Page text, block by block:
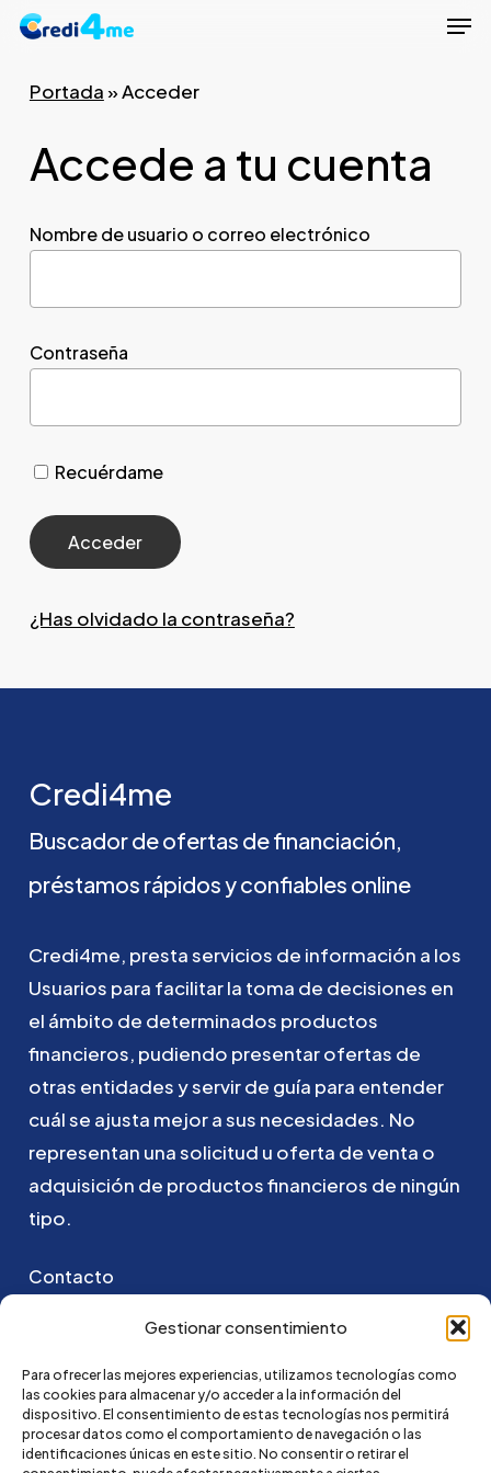
Gestionar consentimiento
Para ofrecer las mejores experiencias, utilizamos tecnologías como
las cookies para almacenar y/o acceder a la información del
dispositivo. El consentimiento de estas tecnologías nos permitirá
procesar datos como el comportamiento de navegación o las
identificaciones únicas en este sitio. No consentir o retirar el
Skip
mainPortada»Acceder
Accede a tu cuenta
Nombre de usuario o correo electrónico
Contraseña
Recuérdame
¿Has olvidado la contraseña?
Credi4me
Buscadordeofertas definanciación,
préstamos rápidosyconfiables online
Credi4me, prestaservicios de información a los
Usuarios para facilitarla toma de decisiones en
el ámbito de determinados productos
financieros, pudiendo presentarofertas de
otras entidadesyservirde guía para entender
cuálse ajusta mejorasus necesidades. No
representan unasolicitud u oferta deventa o
adquisición de productosfinancieros de ningún
tipo.
Contacto
Puedes ponerte en contacto con nosotros
go@credi4me.com